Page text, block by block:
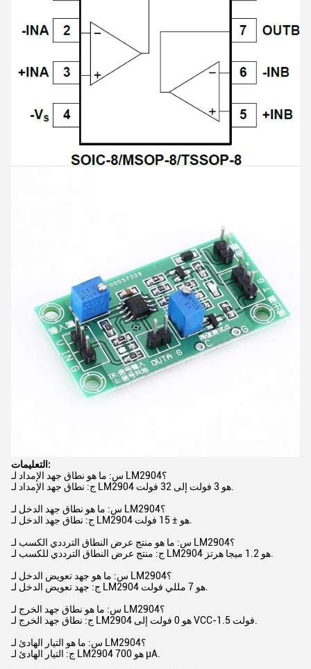
التعليمات:
س: ما هو نطاق جهد الإمداد لـ LM2904؟
ج: نطاق جهد الإمداد لـ LM2904 هو 3 فولت إلى 32 فولت.
س: ما هو نطاق جهد الدخل لـ LM2904؟
ج: نطاق جهد الدخل لـ LM2904 هو ± 15 فولت.
س: ما هو منتج عرض النطاق الترددي الكسب لـ LM2904؟
ج: منتج عرض النطاق الترددي للكسب لـ LM2904 هو 1.2 ميجا هرتز.
س: ما هو جهد تعويض الدخل لـ LM2904؟
ج: جهد تعويض الدخل لـ LM2904 هو 7 مللي فولت.
س: ما هو نطاق جهد الخرج لـ LM2904؟
ج: نطاق جهد الخرج لـ LM2904 هو 0 فولت إلى VCC-1.5 فولت.
س: ما هو التيار الهادئ لـ LM2904؟
ج: التيار الهادئ لـ LM2904 هو 700 μA.